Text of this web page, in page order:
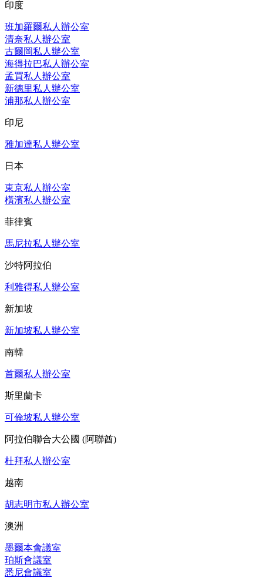
印度
班加羅爾私人辦公室
清奈私人辦公室
古爾岡私人辦公室
海得拉巴私人辦公室
孟買私人辦公室
新德里私人辦公室
浦那私人辦公室
印尼
雅加達私人辦公室
日本
東京私人辦公室
橫濱私人辦公室
菲律賓
馬尼拉私人辦公室
沙特阿拉伯
利雅得私人辦公室
新加坡
新加坡私人辦公室
南韓
首爾私人辦公室
斯里蘭卡
可倫坡私人辦公室
阿拉伯聯合大公國 (阿聯酋)
杜拜私人辦公室
越南
胡志明市私人辦公室
澳洲
墨爾本會議室
珀斯會議室
悉尼會議室